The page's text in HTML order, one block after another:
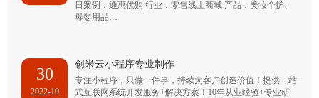
日案例：通惠优购 行业：零售线上商城 产品：美妆个护、
母婴用品…
30
2022-10
创米云小程序专业制作
专注小程序，只做一件事，持续为客户创造价值！提供一站
式互联网系统开发服务+解决方案！10年从业经验+专业研